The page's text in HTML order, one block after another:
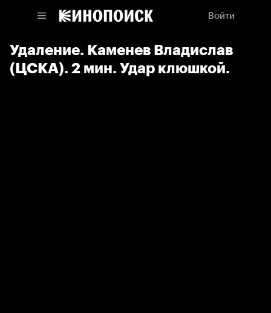
Войти
Удаление. Каменев Владислав
(ЦСКА). 2 мин. Удар клюшкой.